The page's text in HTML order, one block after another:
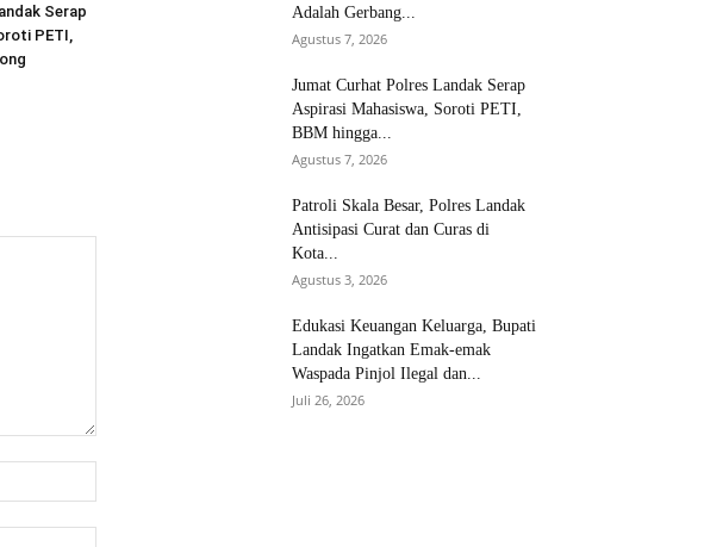
Serap
PETI,
Adalah Gerbang...
Agustus 7, 2026
Jumat Curhat Polres Landak Serap
Aspirasi Mahasiswa, Soroti PETI,
BBM hingga...
Agustus 7, 2026
Patroli Skala Besar, Polres Landak
Antisipasi Curat dan Curas di
Kota...
Agustus 3, 2026
Edukasi Keuangan Keluarga, Bupati
Landak Ingatkan Emak-emak
Waspada Pinjol Ilegal dan...
Juli 26, 2026